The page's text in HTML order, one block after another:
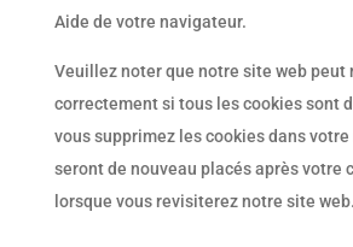
Aide de votre navigateur.
Veuillez noter que notre site web peut
correctement si tous les cookies sont
vous supprimez les cookies dans
seront de nouveau placés après votre
lorsque vous revisiterez notre site web.